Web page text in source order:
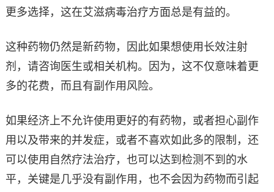
更多选择，这在艾滋病毒治疗方面总是有益的。
这种药物仍然是新药物，因此如果想使用长效注射
剂，请咨询医生或相关机构。因为，这不仅意味着更
多的花费，而且有副作用风险。
如果经济上不允许使用更好的有药物，或者担心副作
用以及带来的并发症，或者不喜欢如此多的限制，还
可以使用自然疗法治疗，也可以达到检测不到的水
平，关键是几乎没有副作用，也不会因为药物而引起